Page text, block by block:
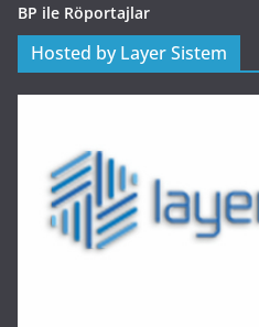
BP ile Röportajlar
Hosted by Layer Sistem